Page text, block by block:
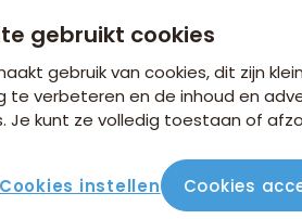
gebruikt cookies
gebruik van cookies, dit zijn
te verbeteren en de inhoud en
Je kunt ze volledig toestaan of
Cookies instellen Cookies